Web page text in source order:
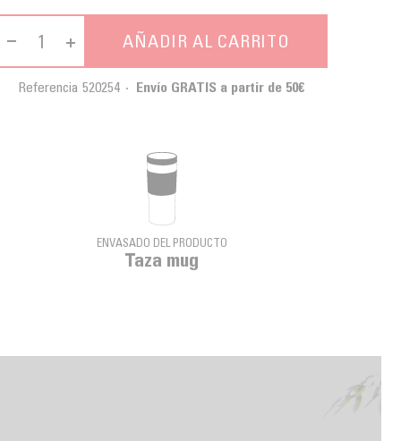
AÑADIR AL CARRITO
Referencia 520254 Envío GRATIS a partir de 50€
ENVASADO DEL PRODUCTO
Taza mug